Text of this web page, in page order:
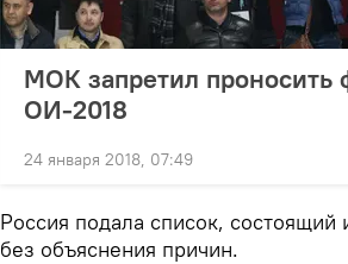
МОК запретил проносить
ОИ-2018
24 января 2018, 07:49
Россия подала список,
без объяснения причин.